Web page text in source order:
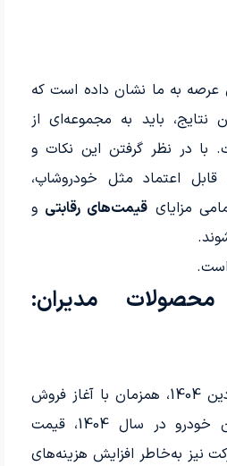
عرصه به ما نشان داده است که
نتایج، باید به مجموعه‌ای از
با در نظر گرفتن این نکات و
قابل اعتماد مثل خودروشاپ،
مزایای قیمت‌های رقابتی و
مدیران:
در روز سه‌شنبه، 19 فروردین 1404، همزمان با آغاز فروش
محصولات جدید مدیران خودرو در سال 1404، قیمت
نیز به‌خاطر افزایش هزینه‌های